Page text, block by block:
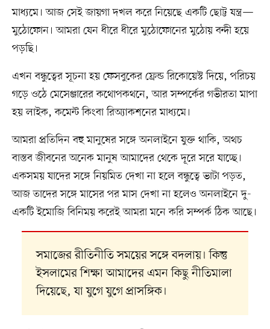
মাধ্যমে। আজ সেই জায়গা দখল করে নিয়েছে একটি ছোট্ট যন্ত্র—
মুঠোফোন। আমরা যেন ধীরে ধীরে মুঠোফোনের মুঠোয় বন্দী হয়ে
পড়ছি।
এখন বন্ধুত্বের সূচনা হয় ফেসবুকের ফ্রেন্ড রিকোয়েস্ট দিয়ে, পরিচয়
গড়ে ওঠে মেসেঞ্জারের কথোপকথনে, আর সম্পর্কের গভীরতা মাপা
হয় লাইক, কমেন্ট কিংবা রিঅ্যাকশনের মাধ্যমে।
আমরা প্রতিদিন বহু মানুষের সঙ্গে অনলাইনে যুক্ত থাকি, অথচ
বাস্তব জীবনের অনেক মানুষ আমাদের থেকে দূরে সরে যাচ্ছে।
একসময় যাদের সঙ্গে নিয়মিত দেখা না হলে বন্ধুত্বে ভাটা পড়ত,
আজ তাদের সঙ্গে মাসের পর মাস দেখা না হলেও অনলাইনে দু-
একটি ইমোজি বিনিময় করেই আমরা মনে করি সম্পর্ক ঠিক আছে।
সমাজের রীতিনীতি সময়ের সঙ্গে বদলায়। কিন্তু
ইসলামের শিক্ষা আমাদের এমন কিছু নীতিমালা
দিয়েছে, যা যুগে যুগে প্রাসঙ্গিক।